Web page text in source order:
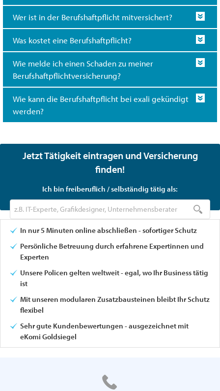
Wer ist in der Berufshaftpflicht mitversichert?
Was kostet eine Berufshaftpflicht?
Wie melde ich einen Schaden zu meiner
Berufshaftpflichtversicherung?
Wie kann die Berufshaftpflicht bei exali gekündigt
werden?
Jetzt Tätigkeit eintragen und Versicherung
finden!
Ich bin freiberuflich / selbständig tätig als:
In nur 5 Minuten online abschließen - sofortiger Schutz
Persönliche Betreuung durch erfahrene Expertinnen und
Experten
Unsere Policen gelten weltweit - egal, wo Ihr Business tätig
ist
Mit unseren modularen Zusatzbausteinen bleibt Ihr Schutz
flexibel
Sehr gute Kundenbewertungen - ausgezeichnet mit
eKomi Goldsiegel